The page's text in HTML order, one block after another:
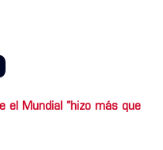
el Mundial “hizo más que